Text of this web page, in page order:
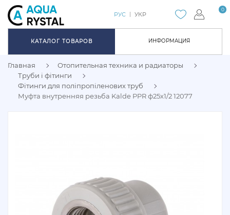
ИНФОРМАЦИЯ
0
РУС УКР
КАТАЛОГ ТОВАРОВ
Главная
Отопительная техника и радиаторы
Труби і фітинги
Фітинги для поліпропіленових труб
Муфта внутренняя резьба Kalde PPR ф25х1/2 12077